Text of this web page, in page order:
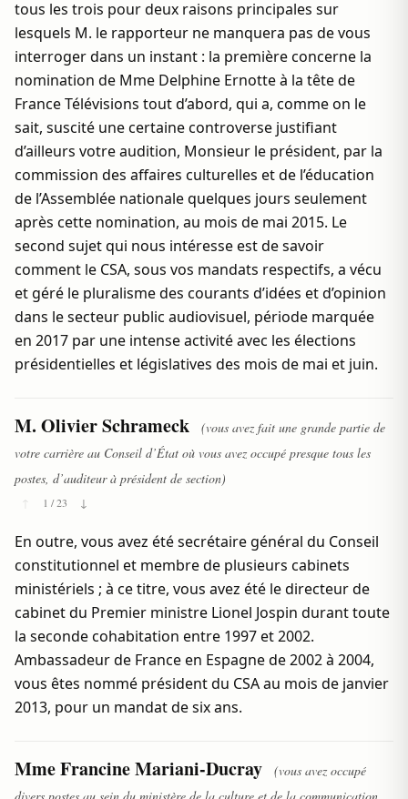
tous les trois pour deux raisons principales sur
lesquels M. le rapporteur ne manquera pas de vous
interroger dans un instant : la première concerne la
nomination de Mme Delphine Ernotte à la tête de
France Télévisions tout d’abord, qui a, comme on le
sait, suscité une certaine controverse justifiant
d’ailleurs votre audition, Monsieur le président, par la
commission des affaires culturelles et de l’éducation
de l’Assemblée nationale quelques jours seulement
après cette nomination, au mois de mai 2015. Le
second sujet qui nous intéresse est de savoir
comment le CSA, sous vos mandats respectifs, a vécu
et géré le pluralisme des courants d’idées et d’opinion
dans le secteur public audiovisuel, période marquée
en 2017 par une intense activité avec les élections
présidentielles et législatives des mois de mai et juin.
M. Olivier Schrameck
(vous avez fait une grande partie de
votre carrière au Conseil d’État où vous avez occupé presque tous les
postes, d’auditeur à président de section)
↑ 1 / 23 ↓
En outre, vous avez été secrétaire général du Conseil
constitutionnel et membre de plusieurs cabinets
ministériels ; à ce titre, vous avez été le directeur de
cabinet du Premier ministre Lionel Jospin durant toute
la seconde cohabitation entre 1997 et 2002.
Ambassadeur de France en Espagne de 2002 à 2004,
vous êtes nommé président du CSA au mois de janvier
2013, pour un mandat de six ans.
Mme Francine Mariani-Ducray
(vous avez occupé